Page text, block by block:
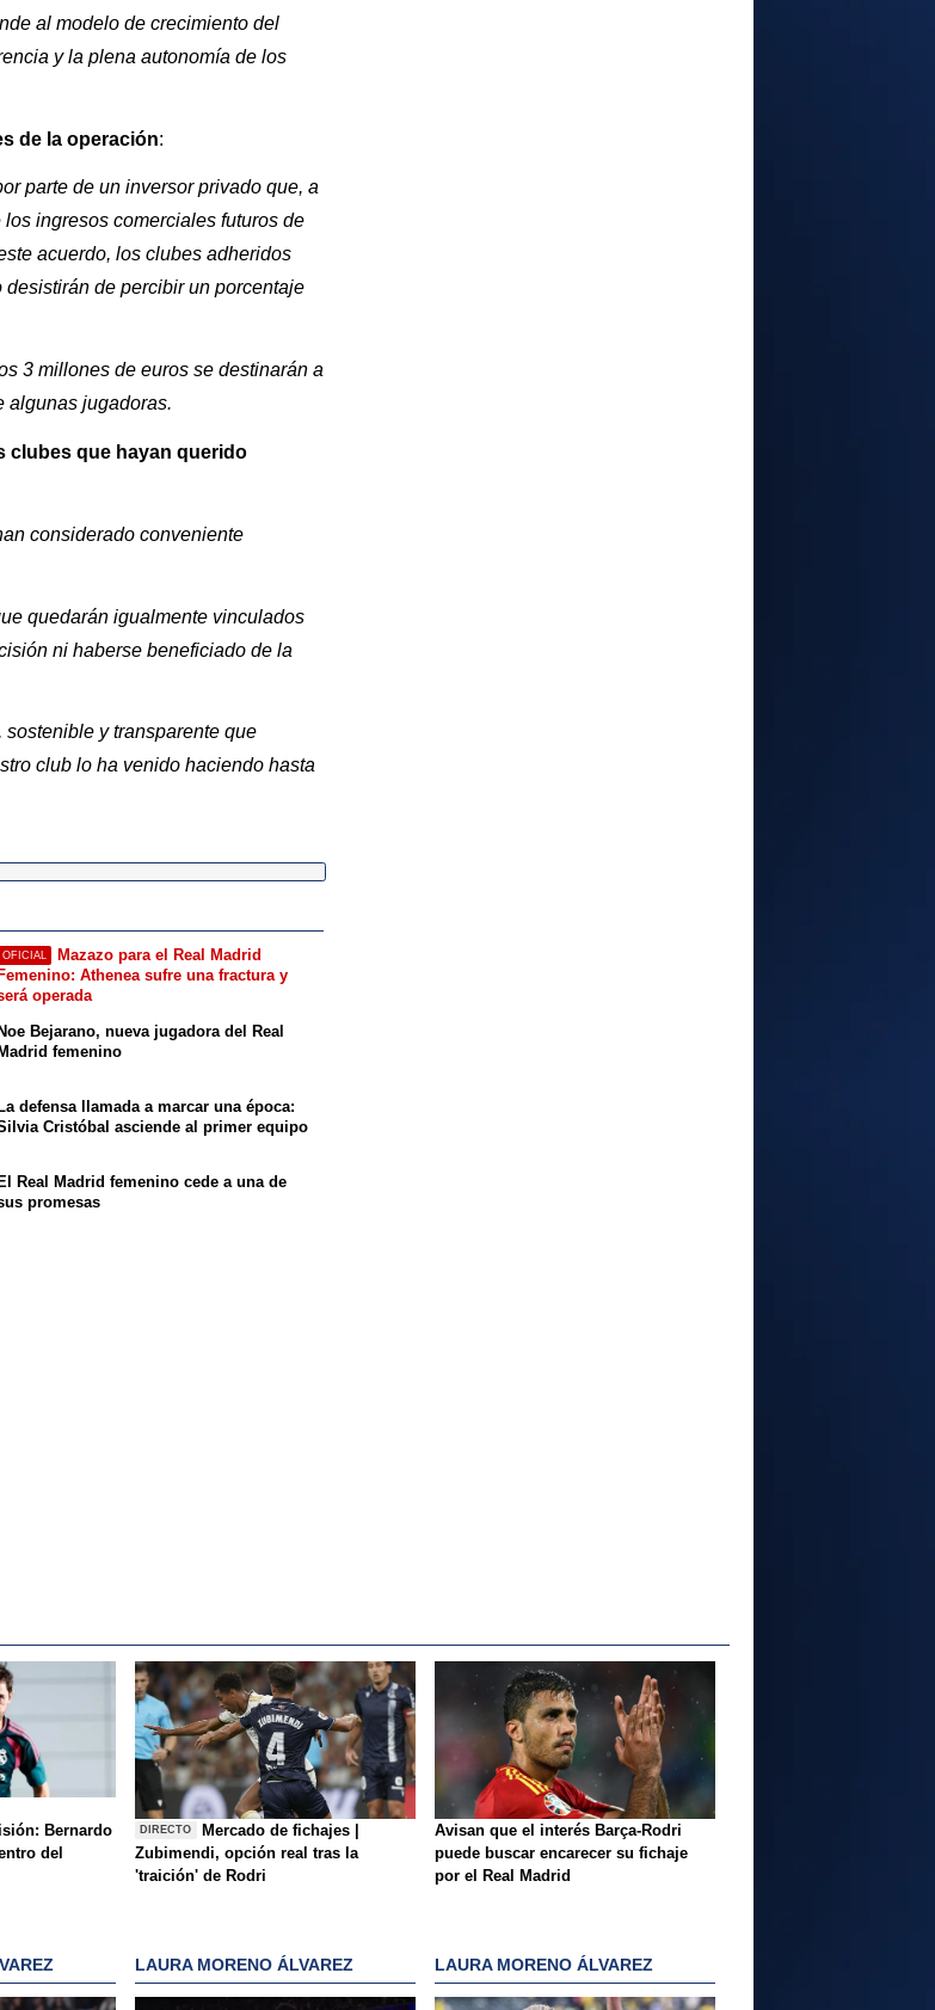
al modelo de crecimiento del
y la plena autonomía de los
de la operación:
parte de un inversor privado que, a
ingresos comerciales futuros de
acuerdo, los clubes adheridos
de percibir un porcentaje
3 millones de euros se destinarán a
algunas jugadoras.
clubes que hayan querido
considerado conveniente
quedarán igualmente vinculados
ni haberse beneficiado de la
y transparente que
club lo ha venido haciendo hasta
OFICIAL
Mazazo para el Real Madrid
Femenino: Athenea sufre una fractura y
operada
Noe Bejarano, nueva jugadora del Real
Madrid femenino
La defensa llamada a marcar una época:
Cristóbal asciende al primer equipo
Real Madrid femenino cede a una de
promesas
Bernardo
del
DIRECTO
Mercado de fichajes |
Zubimendi, opción real tras la
'traición' de Rodri
Avisan que el interés Barça-Rodri
puede buscar encarecer su fichaje
por el Real Madrid
LAURA MORENO ÁLVAREZ LAURA MORENO ÁLVAREZ